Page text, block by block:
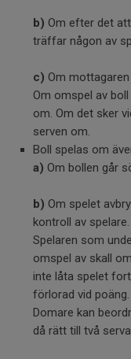
b) Om efter det
träffar någon av
c) Om
Om omspel av
om. Om det sker
serven om.
Boll spelas om
a) Om bollen går
b) Om spelet
kontroll av spelare.
Spelaren som
omspel av skall
inte låta spelet
förlorad vid poäng.
Domare kan
då rätt till två